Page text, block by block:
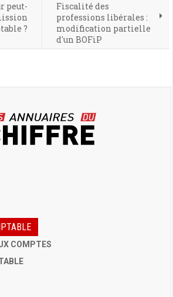
peut-
?
Fiscalité des
professions libérales :
modification partielle
d'un BOFiP
COMPTES